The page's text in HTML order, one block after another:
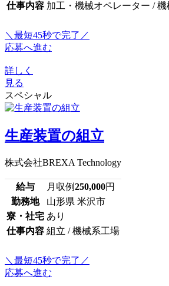
仕事内容 加工・機械オペレーター / 機
＼最短45秒で完了／
応募へ進む
詳しく
見る
スペシャル
生産装置の組立
株式会社BREXA Technology
給与 月収例250,000円
勤務地
山形県 米沢市
寮・社宅 あり
仕事内容 組立 / 機械系工場
＼最短45秒で完了／
応募へ進む